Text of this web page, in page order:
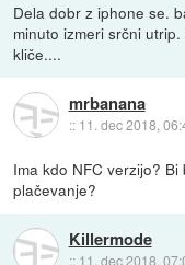
Dela dobr z iphone se.
minuto izmeri srčni
kliče....
mrbanana
:: 11. dec 2018,
Ima kdo NFC verzijo?
plačevanje?
Killermode
:: 11. dec 2018,